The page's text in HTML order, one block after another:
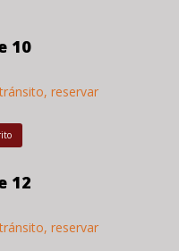
10
reservar
12
reservar